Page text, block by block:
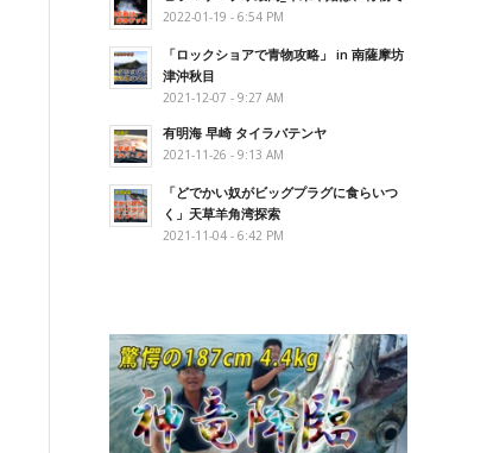
2022-01-19 - 6:54 PM
「ロックショアで青物攻略」 in 南薩摩坊
津沖秋目
2021-12-07 - 9:27 AM
有明海 早崎 タイラバテンヤ
2021-11-26 - 9:13 AM
「どでかい奴がビッグプラグに食らいつ
く」天草羊角湾探索
2021-11-04 - 6:42 PM